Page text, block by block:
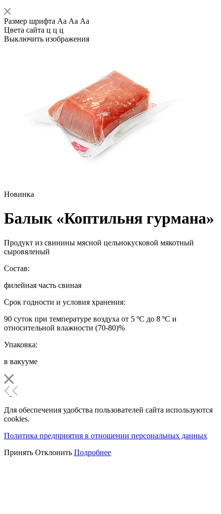
Размер шрифта Аа Аа Аа
Цвета сайта ц ц ц
Выключить изображения
Новинка
Балык «Коптильня гурмана»
Продукт из свинины мясной цельнокусковой мякотный
сыровяленый
Состав:
филейная часть свиная
Срок годности и условия хранения:
90 суток при температуре воздуха от 5 ºС до 8 ºС и
относительной влажности (70-80)%
Упаковка:
в вакууме
Для обеспечения удобства пользователей сайта используются
cookies.
Политика предприятия в отношении персональных данных
Принять Отклонить Подробнее